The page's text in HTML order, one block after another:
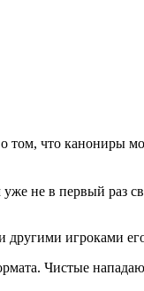
о том, что канониры
не в первый
другими игроками
Чистые